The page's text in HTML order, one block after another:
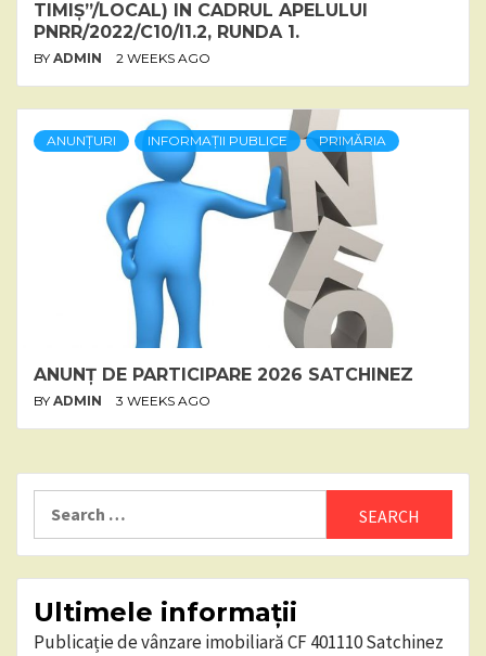
TIMIȘ”/LOCAL) IN CADRUL APELULUI
PNRR/2022/C10/I1.2, RUNDA 1.
BY ADMIN 2 WEEKS AGO
ANUNȚURI INFORMAȚII PUBLICE PRIMĂRIA
ANUNȚ DE PARTICIPARE 2026 SATCHINEZ
BY ADMIN 3 WEEKS AGO
Ultimele informații
Publicație de vânzare imobiliară CF 401110 Satchinez